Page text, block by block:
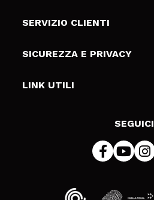
Chi siamo
Gift Cards
SERVIZIO CLIENTI
Spedizioni & Resi
Metodi di pagamamento
SICUREZZA E PRIVACY
Termini e condizioni
LINK UTILI
SEGUICI